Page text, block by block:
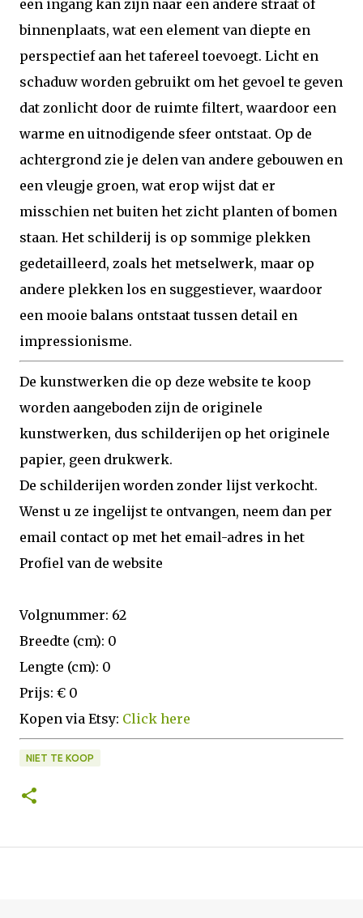
een ingang kan zijn naar een andere straat of
binnenplaats, wat een element van diepte en
perspectief aan het tafereel toevoegt. Licht en
schaduw worden gebruikt om het gevoel te geven
dat zonlicht door de ruimte filtert, waardoor een
warme en uitnodigende sfeer ontstaat. Op de
achtergrond zie je delen van andere gebouwen en
een vleugje groen, wat erop wijst dat er
misschien net buiten het zicht planten of bomen
staan. Het schilderij is op sommige plekken
gedetailleerd, zoals het metselwerk, maar op
andere plekken los en suggestiever, waardoor
een mooie balans ontstaat tussen detail en
impressionisme.
De kunstwerken die op deze website te koop
worden aangeboden zijn de originele
kunstwerken, dus schilderijen op het originele
papier, geen drukwerk.
De schilderijen worden zonder lijst verkocht.
Wenst u ze ingelijst te ontvangen, neem dan per
email contact op met het email-adres in het
Profiel van de website
Volgnummer: 62
Breedte (cm): 0
Lengte (cm): 0
Prijs: € 0
Kopen via Etsy: Click here
NIET TE KOOP